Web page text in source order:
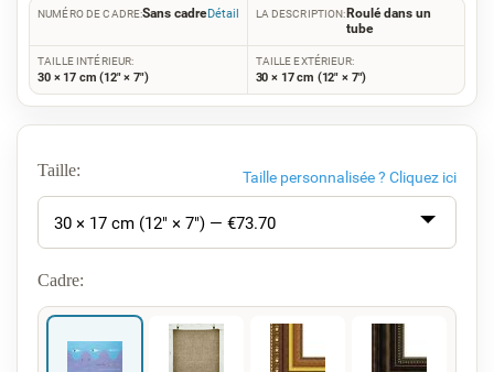
NUMÉRO DE CADRE:Sans cadreDétail LA DESCRIPTION: Roulé dans un
tube
TAILLE INTÉRIEUR:
30 × 17 cm (12" × 7")
TAILLE EXTÉRIEUR:
30 × 17 cm (12" × 7")
Taille: Taille personnalisée ? Cliquez ici
30 × 17 cm (12" × 7") — €73.70
Cadre: